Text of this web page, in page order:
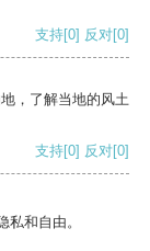
支持[0] 反对[0]
，了解当地的风土
支持[0] 反对[0]
和自由。